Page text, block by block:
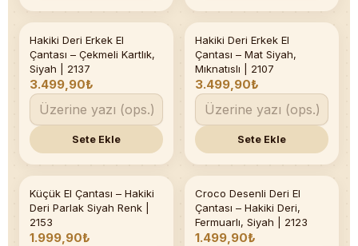
Son 1 adet
Hakiki Deri Erkek El
Çantası – Çekmeli Kartlık,
Siyah | 2137
3.499,90₺
Sete Ekle
Son 1 adet
Hakiki Deri Erkek El
Çantası – Mat Siyah,
Mıknatıslı | 2107
3.499,90₺
Sete Ekle
Küçük El Çantası – Hakiki
Deri Parlak Siyah Renk |
2153
1.999,90₺
Son 2 adet
Croco Desenli Deri El
Çantası – Hakiki Deri,
Fermuarlı, Siyah | 2123
1.499,90₺